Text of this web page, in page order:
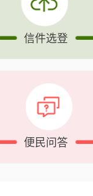
信件选登
便民问答